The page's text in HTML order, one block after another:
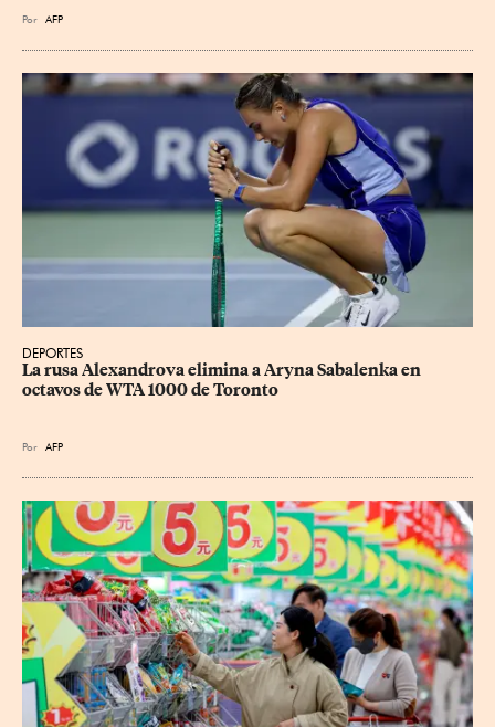
Por AFP
DEPORTES
La rusa Alexandrova elimina a Aryna Sabalenka en
octavos de WTA 1000 de Toronto
Por AFP